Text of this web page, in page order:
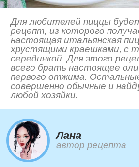
Для любителей пиццы
рецепт, из которого
настоящая итальянская
хрустящими краешками, с
серединкой. Для этого
всего брать настоящее
первого отжима.
совершенно обычные и
любой хозяйки.
Лана
автор рецепта